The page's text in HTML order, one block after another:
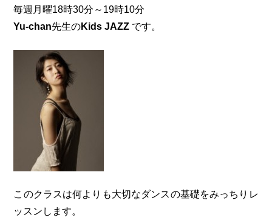
毎週月曜18時30分～19時10分
Yu-chan先生のKids JAZZ です。
このクラスは何よりも大切なダンスの基礎をみっちりレ
ッスンします。